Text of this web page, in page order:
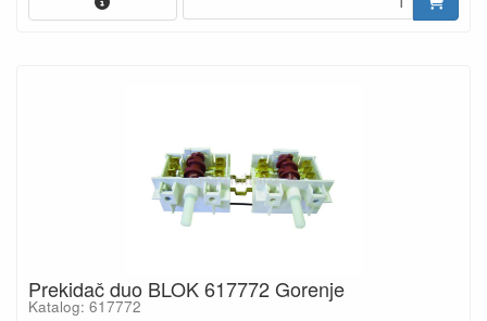
Prekidač duo BLOK 617772 Gorenje
Katalog: 617772